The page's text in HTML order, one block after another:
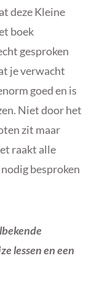
deze Kleine
boek
gesproken
je verwacht
goed en is
Niet door het
zit maar
raakt alle
besproken
lessen en een